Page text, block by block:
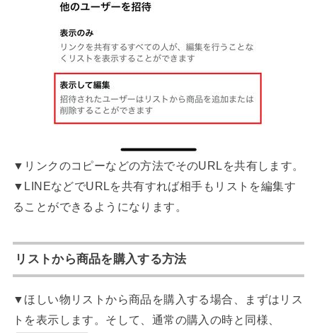
▼リンクのコピーなどの方法でそのURLを共有します。
▼LINEなどでURLを共有すれば相手もリストを編集す
ることができるようになります。
リストから商品を購入する方法
▼ほしい物リストから商品を購入する場合、まずはリス
トを表示します。そして、通常の購入の時と同様、